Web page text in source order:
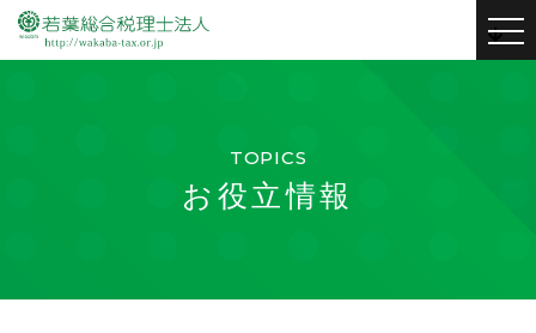
TOPICS
お役立情報